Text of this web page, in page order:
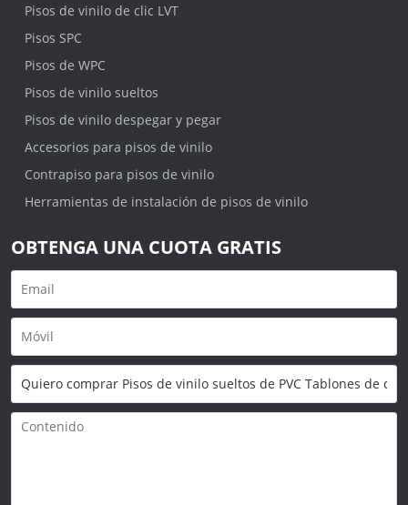
Pisos de vinilo de clic LVT
Pisos SPC
Pisos de WPC
Pisos de vinilo sueltos
Pisos de vinilo despegar y pegar
Accesorios para pisos de vinilo
Contrapiso para pisos de vinilo
Herramientas de instalación de pisos de vinilo
OBTENGA UNA CUOTA GRATIS